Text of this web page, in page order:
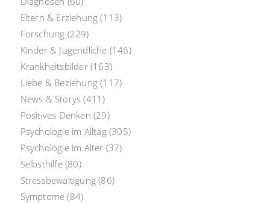
Eltern & Erziehung (113)
Forschung (229)
Kinder & Jugendliche (146)
Krankheitsbilder(163)
Liebe & Beziehung (117)
News & Storys (411)
Positives Denken (29)
Psychologie im Alltag(305)
Psychologie im Alter (37)
Selbsthilfe(80)
Stressbewältigung (86)
Symptome (84)